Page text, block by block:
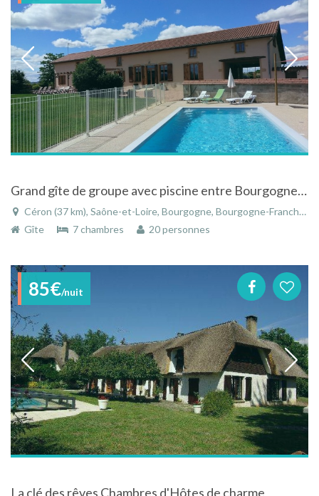
Grand gîte de groupe avec piscine entre Bourgogne du sud et Auvergne du nord, ni vis-à -vis ni voisinage
Céron (37 km), Saône-et-Loire, Bourgogne, Bourgogne-Franche-Comté, France
Gîte
7 chambres 20 personnes
85€/nuit
La clé des rêves Chambres d'Hôtes de charme